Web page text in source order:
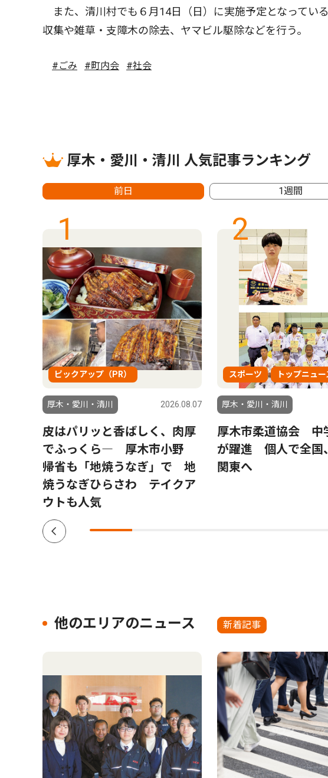
また、清川村でも６月14日（日）に実施予定となってい
収集や雑草・支障木の除去、ヤマビル駆除などを行う。
#ごみ #町内会 #社会
厚木・愛川・清川 人気記事ランキング
前日 1週間
1
ピックアップ（PR）
厚木・愛川・清川 2026.08.07
皮はパリッと香ばしく、肉厚
でふっくら― 厚木市小野
帰省も「地焼うなぎ」で 地
焼うなぎひらさわ テイクア
ウトも人気
2
スポーツ トップニュー
厚木・愛川・清川
厚木市柔道協会 中
が躍進 個人で全国
関東へ
他のエリアのニュース 新着記事